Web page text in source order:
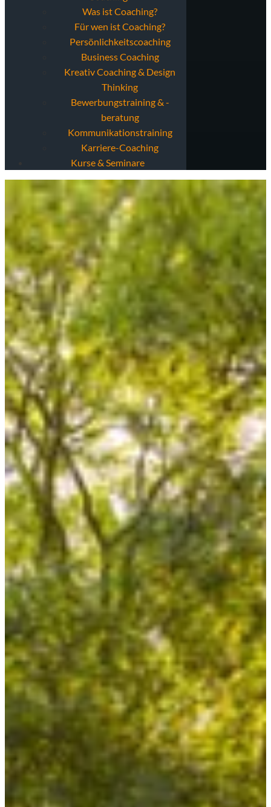
Was ist Coaching?
Für wen ist Coaching?
Persönlichkeitscoaching
Business Coaching
Kreativ Coaching & Design
Thinking
Bewerbungstraining & -
beratung
Kommunikationstraining
Karriere-Coaching
Kurse & Seminare